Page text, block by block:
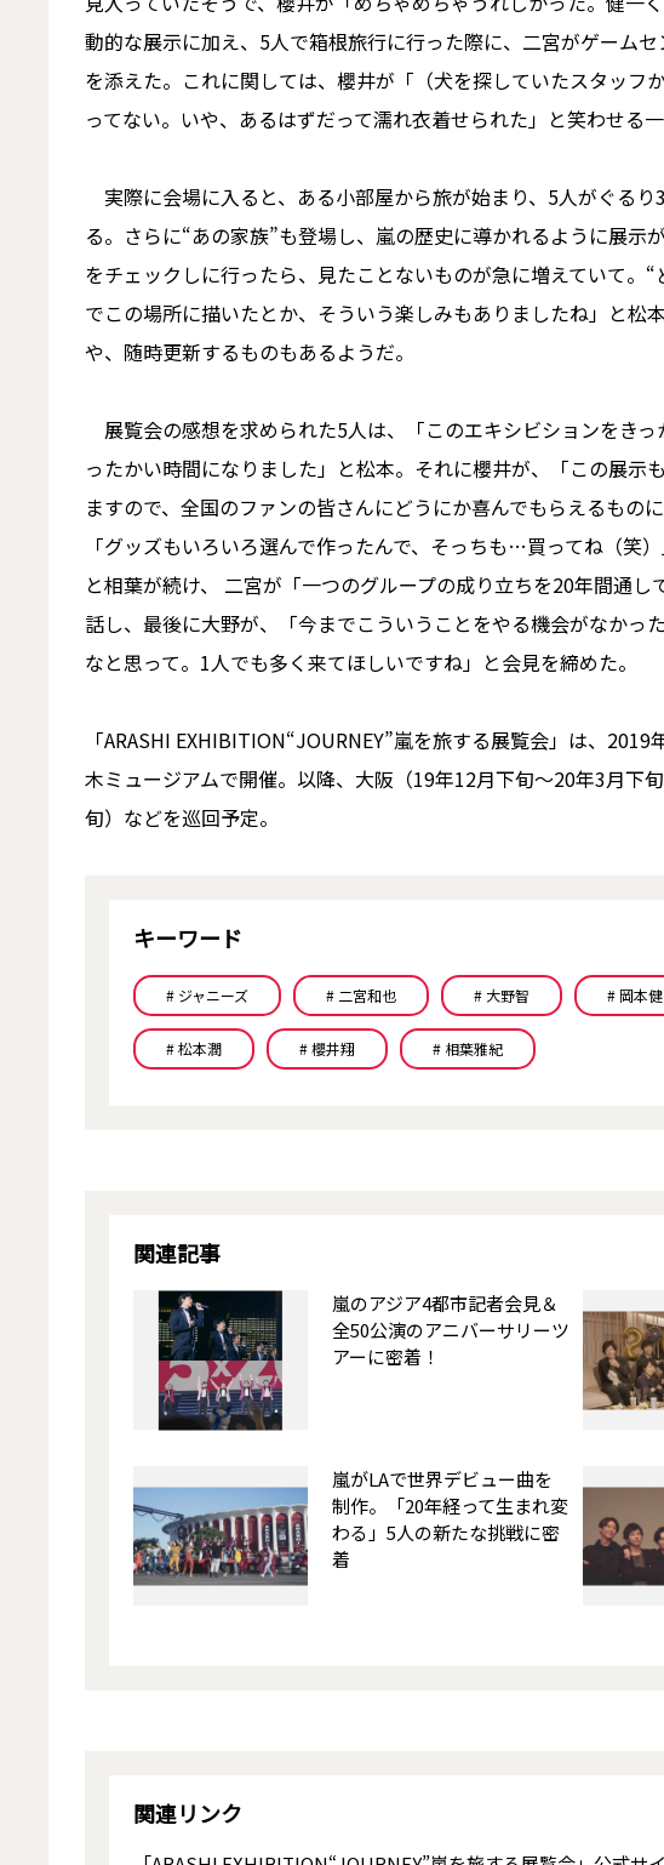
動的な展示に加え、5人で箱根旅行に行った際に、二宮がゲーム
を添えた。これに関しては、櫻井が「（犬を探していたスタッフ
ってない。いや、あるはずだって濡れ衣着せられた」と笑わせる一
実際に会場に入ると、ある小部屋から旅が始まり、5人がぐる
る。さらに“あの家族”も登場し、嵐の歴史に導かれるように展示
をチェックしに行ったら、見たことないものが急に増えていて。
でこの場所に描いたとか、そういう楽しみもありましたね」と松
や、随時更新するものもあるようだ。
展覧会の感想を求められた5人は、「このエキシビションをき
ったかい時間になりました」と松本。それに櫻井が、「この展示
ますので、全国のファンの皆さんにどうにか喜んでもらえるもの
「グッズもいろいろ選んで作ったんで、そっちも…買ってね（笑
と相葉が続け、 二宮が「一つのグループの成り立ちを20年間通
話し、最後に大野が、「今までこういうことをやる機会がなかっ
なと思って。1人でも多く来てほしいですね」と会見を締めた。
「ARASHI EXHIBITION“JOURNEY”嵐を旅する展覧会」は、
木ミュージアムで開催。以降、大阪（19年12月下旬～20年3月下
旬）などを巡回予定。
キーワード
# ジャニーズ # 二宮和也 # 大野智 # 岡本
# 松本潤 # 櫻井翔 # 相葉雅紀
関連記事
嵐のアジア4都市記者会見＆
全50公演のアニバーサリーツ
アーに密着！
嵐がLAで世界デビュー曲を
制作。「20年経って生まれ変
わる」5人の新たな挑戦に密
着
関連リンク